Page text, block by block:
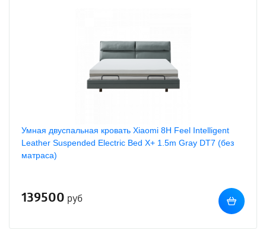
Умная двуспальная кровать Xiaomi 8H Feel Intelligent
Leather Suspended Electric Bed X+ 1.5m Gray DT7 (без
матраса)
139500 руб